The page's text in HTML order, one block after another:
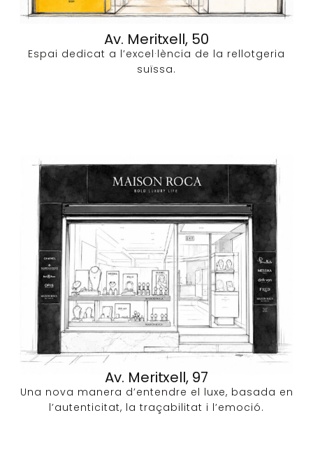
Av. Meritxell, 50
Espai dedicat a l’excel·lència de la rellotgeria
suïssa.
Av. Meritxell, 97
Una nova manera d’entendre el luxe, basada en
l’autenticitat, la traçabilitat i l’emoció.